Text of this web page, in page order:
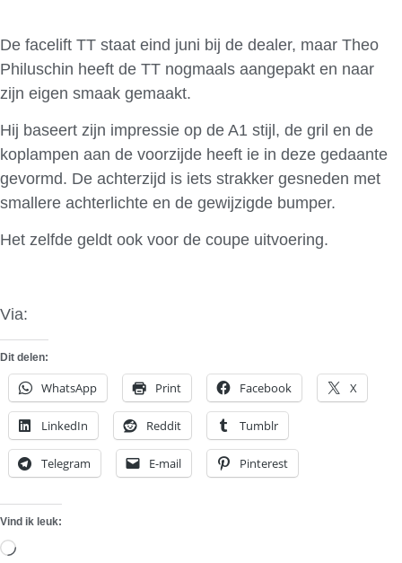
De facelift TT staat eind juni bij de dealer, maar Theo
Philuschin heeft de TT nogmaals aangepakt en naar
zijn eigen smaak gemaakt.
Hij baseert zijn impressie op de A1 stijl, de gril en de
koplampen aan de voorzijde heeft ie in deze gedaante
gevormd. De achterzijd is iets strakker gesneden met
smallere achterlichte en de gewijzigde bumper.
Het zelfde geldt ook voor de coupe uitvoering.
Via:
Dit delen:
WhatsApp Print Facebook X
LinkedIn Reddit Tumblr
Telegram E-mail Pinterest
Vind ik leuk:
Aan